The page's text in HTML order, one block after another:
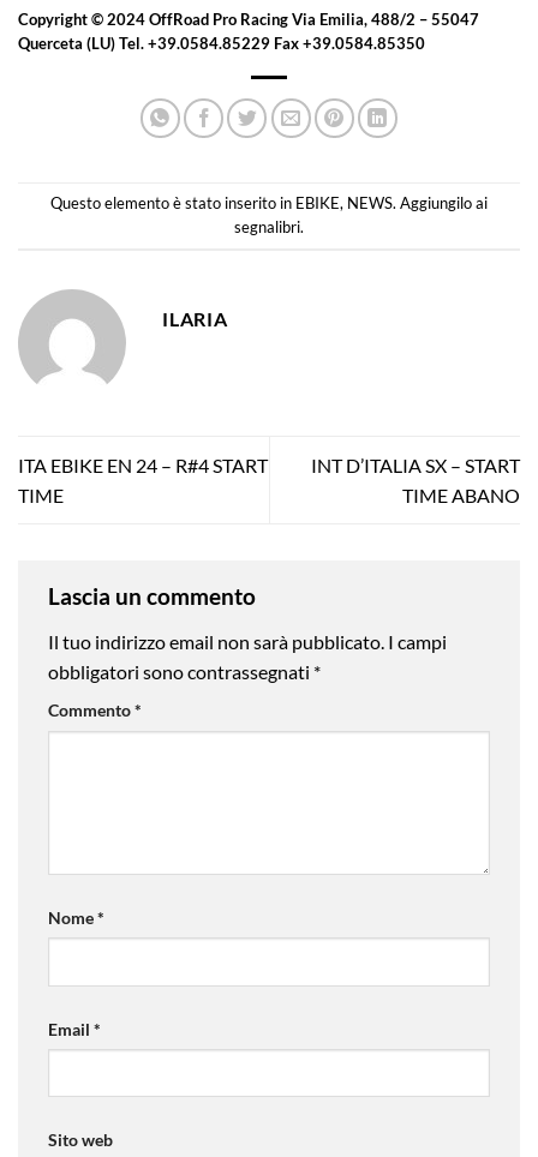
Copyright © 2024 OffRoad Pro Racing Via Emilia, 488/2 – 55047
Querceta (LU) Tel. +39.0584.85229 Fax +39.0584.85350
Questo elemento è stato inserito in EBIKE, NEWS. Aggiungilo ai
segnalibri.
ILARIA
ITA EBIKE EN 24 – R#4 START
TIME
INT D’ITALIA SX – START
TIME ABANO
Lascia un commento
Il tuo indirizzo email non sarà pubblicato. I campi
obbligatori sono contrassegnati *
Commento*
Nome*
Email *
Sito web